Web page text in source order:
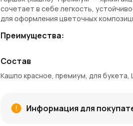
сочетает в себе легкость,
для оформления цветочных
Преимущества:
Плотный картон — легкий и прочный
Универсальный размер для
Идеально подходит для подарков
Купить декоративное кашпо
Состав
Кашпо красное, премиум, для букета,
Информация для